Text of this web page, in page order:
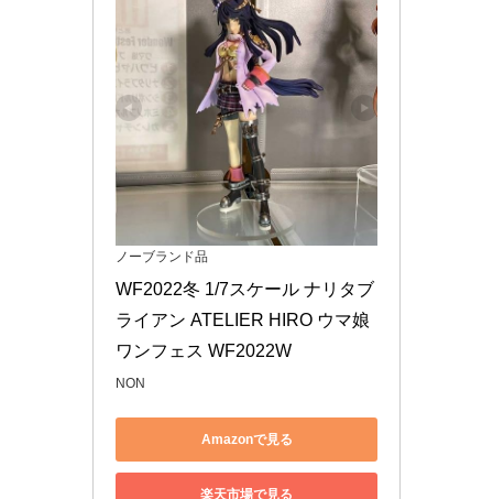
ノーブランド品
WF2022冬 1/7スケール ナリタブ
ライアン ATELIER HIRO ウマ娘
ワンフェス WF2022W
NON
Amazonで見る
楽天市場で見る